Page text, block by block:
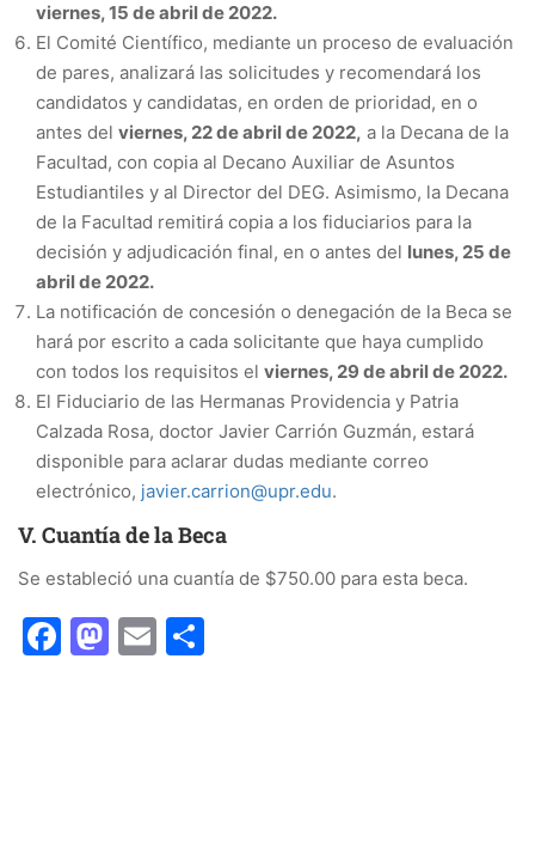
viernes, 15 de abril de 2022.
El Comité Científico, mediante un proceso de evaluación
de pares, analizará las solicitudes y recomendará los
candidatos y candidatas, en orden de prioridad, en o
antes del viernes, 22 de abril de 2022, a la Decana de la
Facultad, con copia al Decano Auxiliar de Asuntos
Estudiantiles y al Director del DEG. Asimismo, la Decana
de la Facultad remitirá copia a los fiduciarios para la
decisión y adjudicación final, en o antes del lunes, 25 de
abril de 2022.
La notificación de concesión o denegación de la Beca se
hará por escrito a cada solicitante que haya cumplido
con todos los requisitos el viernes, 29 de abril de 2022.
El Fiduciario de las Hermanas Providencia y Patria
Calzada Rosa, doctor Javier Carrión Guzmán, estará
disponible para aclarar dudas mediante correo
electrónico, javier.carrion@upr.edu.
V. Cuantía de la Beca
Se estableció una cuantía de $750.00 para esta beca.
Facebook
Mastodon
Email